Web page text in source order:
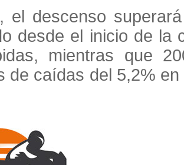
el descenso
desde el inicio de la
mientras que
de caídas del 5,2%